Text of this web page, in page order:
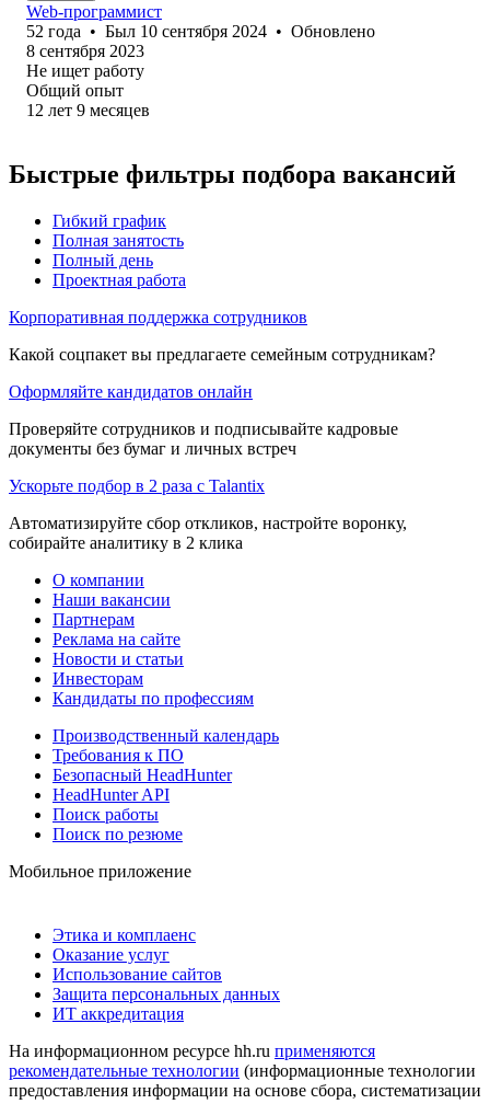
Web-программист
52 года • Был 10 сентября 2024 • Обновлено
8 сентября 2023
Не ищет работу
Общий опыт
12 лет 9 месяцев
Быстрые фильтры подбора вакансий
Гибкий график
Полная занятость
Полный день
Проектная работа
Корпоративная поддержка сотрудников
Какой соцпакет вы предлагаете семейным сотрудникам?
Оформляйте кандидатов онлайн
Проверяйте сотрудников и подписывайте кадровые
документы без бумаг и личных встреч
Ускорьте подбор в 2 раза с Talantix
Автоматизируйте сбор откликов, настройте воронку,
собирайте аналитику в 2 клика
О компании
Наши вакансии
Партнерам
Реклама на сайте
Новости и статьи
Инвесторам
Кандидаты по профессиям
Производственный календарь
Требования к ПО
Безопасный HeadHunter
HeadHunter API
Поиск работы
Поиск по резюме
Мобильное приложение
Этика и комплаенс
Оказание услуг
Использование сайтов
Защита персональных данных
ИТ аккредитация
На информационном ресурсе hh.ru применяются
рекомендательные технологии (информационные технологии
предоставления информации на основе сбора, систематизации